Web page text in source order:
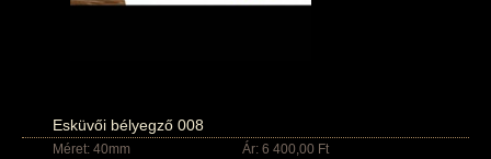
Esküvői bélyegző 008
Méret: 40mm Ár: 6 400,00 Ft